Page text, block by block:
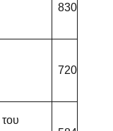
830
720